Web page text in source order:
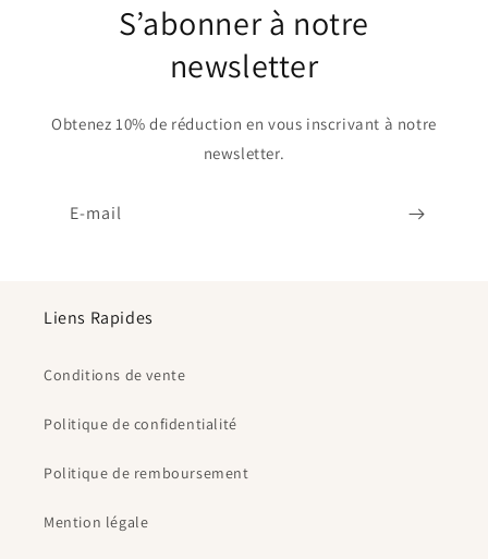
S’abonner à notre
newsletter
Obtenez 10% de réduction en vous inscrivant à notre
newsletter.
E-mail
Liens Rapides
Conditions de vente
Politique de confidentialité
Politique de remboursement
Mention légale